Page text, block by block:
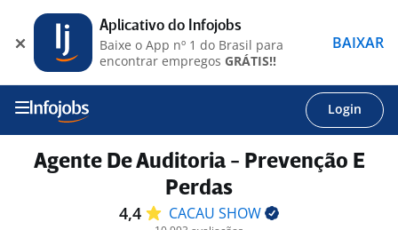
Login
Agente De Auditoria - Prevenção E
Perdas
4,4 CACAU SHOW
Aplicativo do Infojobs
Baixe o App nº 1 do Brasil para
encontrar empregos GRÁTIS!!
BAIXAR